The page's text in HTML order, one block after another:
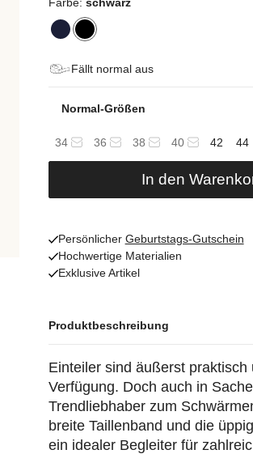
Fällt normal aus
Normal-Größen
34 36 38 40 42 44
In den
Persönlicher Geburtstags-Gutschein
Hochwertige Materialien
Exklusive Artikel
Produktbeschreibung
Einteiler sind äußerst
Verfügung. Doch auch in
Trendliebhaber zum
breite Taillenband und die
ein idealer Begleiter für